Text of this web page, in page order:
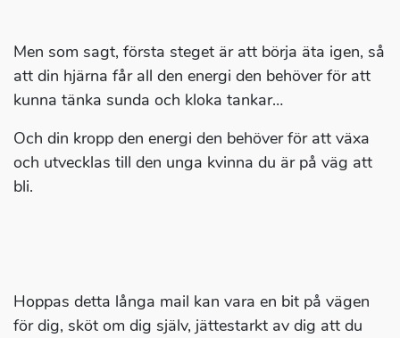
Men som sagt, första steget är att börja äta igen, så
att din hjärna får all den energi den behöver för att
kunna tänka sunda och kloka tankar…
Och din kropp den energi den behöver för att växa
och utvecklas till den unga kvinna du är på väg att
bli.
Hoppas detta långa mail kan vara en bit på vägen
för dig, sköt om dig själv, jättestarkt av dig att du